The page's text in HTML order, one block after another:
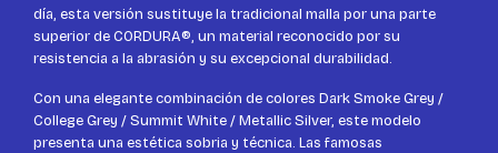
día, esta versión sustituye la tradicional malla por una parte
superior de CORDURA®, un material reconocido por su
resistencia a la abrasión y su excepcional durabilidad.
Con una elegante combinación de colores Dark Smoke Grey /
College Grey / Summit White / Metallic Silver, este modelo
presenta una estética sobria y técnica. Las famosas